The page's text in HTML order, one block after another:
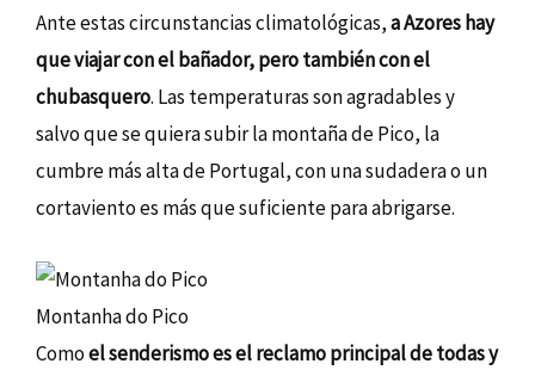
Ante estas circunstancias climatológicas,a Azores hay
que viajar con el bañador, pero también con el
chubasquero. Las temperaturas son agradables y
salvo que se quiera subir la montaña de Pico, la
cumbre más alta de Portugal, con una sudadera o un
cortaviento es más que suficiente para abrigarse.
Montanha do Pico
Comoel senderismo es el reclamo principal de todas y